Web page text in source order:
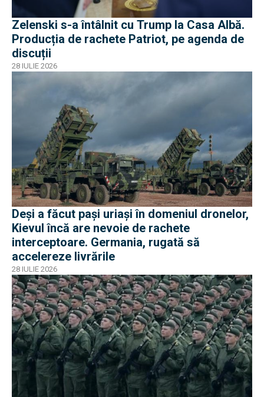
Zelenski s-a întâlnit cu Trump la Casa Albă.
Producția de rachete Patriot, pe agenda de
discuții
28 IULIE 2026
Deși a făcut pași uriași în domeniul dronelor,
Kievul încă are nevoie de rachete
interceptoare. Germania, rugată să
accelereze livrările
28 IULIE 2026